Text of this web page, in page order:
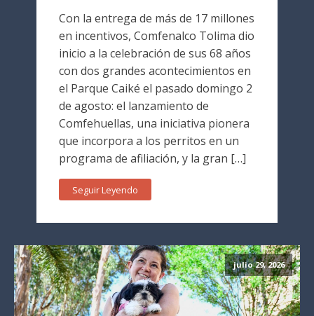
Con la entrega de más de 17 millones
en incentivos, Comfenalco Tolima dio
inicio a la celebración de sus 68 años
con dos grandes acontecimientos en
el Parque Caiké el pasado domingo 2
de agosto: el lanzamiento de
Comfehuellas, una iniciativa pionera
que incorpora a los perritos en un
programa de afiliación, y la gran […]
Seguir Leyendo
julio 29, 2026